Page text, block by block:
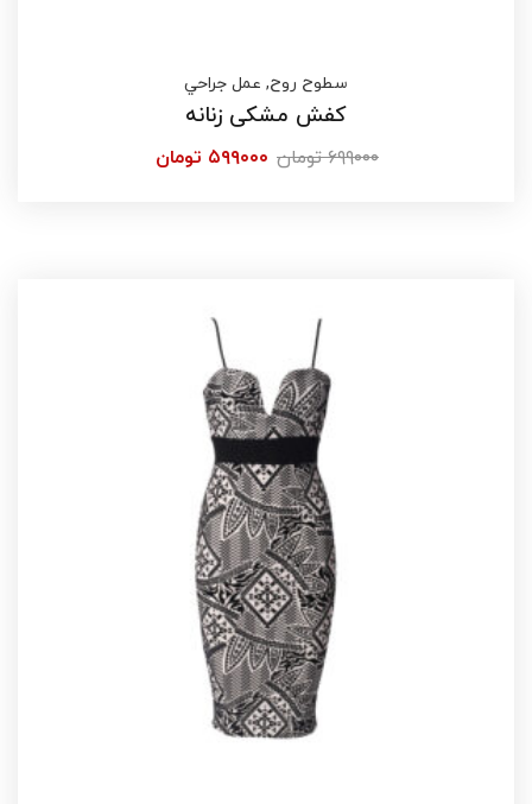
سطوح روح, عمل جراحي
کفش مشکی زنانه
۶۹۹۰۰۰ تومان ۵۹۹۰۰۰ تومان